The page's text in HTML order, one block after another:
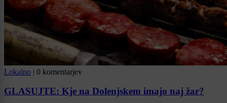
Lokalno | 0 komentarjev
GLASUJTE: Kje na Dolenjskem imajo naj žar?